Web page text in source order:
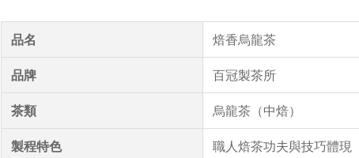
品名 焙香烏龍茶
品牌 百冠製茶所
茶類 烏龍茶（中焙）
製程特色 職人焙茶功夫與技巧體現